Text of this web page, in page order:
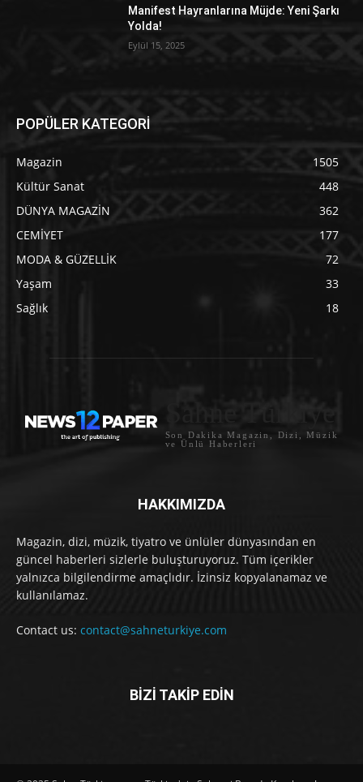
Manifest Hayranlarına Müjde: Yeni Şarkı
Yolda!
Eylül 15, 2025
POPÜLER KATEGORİ
Magazin
1505
Kültür Sanat
448
DÜNYA MAGAZİN
362
CEMİYET
177
MODA & GÜZELLİK
72
Yaşam
33
Sağlık
18
Sahne Türkiye
Son Dakika Magazin, Dizi, Müzik
ve Ünlü Haberleri
HAKKIMIZDA
Magazin, dizi, müzik, tiyatro ve ünlüler dünyasından en
güncel haberleri sizlerle buluşturuyoruz. Tüm içerikler
yalnızca bilgilendirme amaçlıdır. İzinsiz kopyalanamaz ve
kullanılamaz.
Contact us: contact@sahneturkiye.com
BİZİ TAKİP EDİN